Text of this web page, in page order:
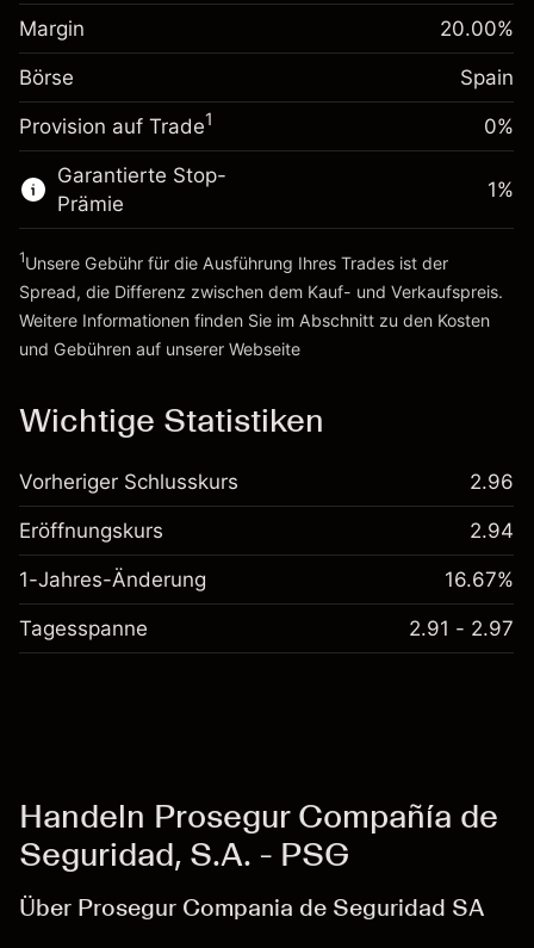
Positionsgröße mit Hebelwirkung
~€5,000.00
Geld aus Hebelwirkung ~
Zur Plattform
Anpassung der
Übernachtfinanzierung
fremdfinanzierten
Positionswert
-0.004915
%
(-€0.25)
Positionsgröße mit Hebelwirkung
~€5,000.00
Geld aus Hebelwirkung ~
Zur Plattform
Margin 20.00%
Börse Spain
Provision auf Trade1 0%
Garantierte Stop-
Prämie
1%
1Unsere Gebühr für die Ausführung Ihres Trades ist der
Spread, die Differenz zwischen dem Kauf- und Verkaufspreis.
Weitere Informationen finden Sie im Abschnitt zu den Kosten
und Gebühren auf unserer Webseite
Wichtige Statistiken
Vorheriger Schlusskurs 2.96
Eröffnungskurs 2.94
1-Jahres-Änderung 16.67%
Tagesspanne 2.91 - 2.97
Handeln Prosegur Compañía de
Seguridad, S.A. - PSG
Über Prosegur Compania de Seguridad SA